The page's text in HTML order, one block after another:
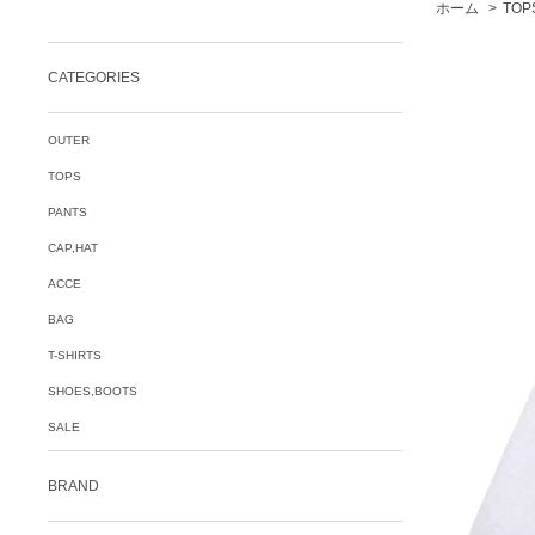
ホーム >
CATEGORIES
OUTER
TOPS
PANTS
CAP,HAT
ACCE
BAG
T-SHIRTS
SHOES,BOOTS
SALE
BRAND